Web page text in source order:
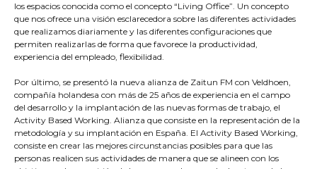
los espacios conocida como el concepto “Living Office”. Un concepto
que nos ofrece una visión esclarecedora sobre las diferentes actividades
que realizamos diariamente y las diferentes configuraciones que
permiten realizarlas de forma que favorece la productividad,
experiencia del empleado, flexibilidad.
Por último, se presentó la nueva alianza de Zaitun FM con Veldhoen,
compañía holandesa con más de 25 años de experiencia en el campo
del desarrollo y la implantación de las nuevas formas de trabajo, el
Activity Based Working. Alianza que consiste en la representación de la
metodología y su implantación en España. El Activity Based Working,
consiste en crear las mejores circunstancias posibles para que las
personas realicen sus actividades de manera que se alineen con los